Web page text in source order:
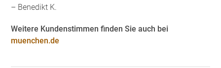
– Benedikt K.
Weitere Kundenstimmen finden Sie auch bei
muenchen.de